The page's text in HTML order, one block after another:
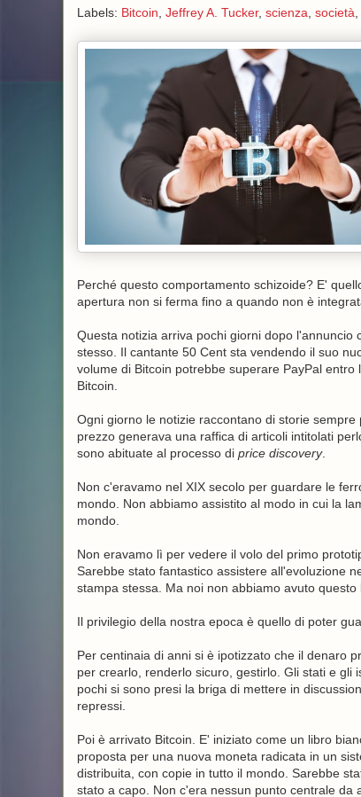
Labels: Bitcoin, Jeffrey A. Tucker, scienza, società,
Perché questo comportamento schizoide? E'
apertura non si ferma fino a quando non è
Questa notizia arriva pochi giorni dopo l'annuncio
stesso. Il cantante 50 Cent sta vendendo il suo
volume di Bitcoin potrebbe superare PayPal
Bitcoin.
Ogni giorno le notizie raccontano di storie
prezzo generava una raffica di articoli intitolati
sono abituate al processo di price discovery.
Non c'eravamo nel XIX secolo per guardare le
mondo. Non abbiamo assistito al modo in cui la
mondo.
Non eravamo lì per vedere il volo del primo
Sarebbe stato fantastico assistere all'evoluzione
stampa stessa. Ma noi non abbiamo avuto questo
Il privilegio della nostra epoca è quello di poter
Per centinaia di anni si è ipotizzato che il denaro
per crearlo, renderlo sicuro, gestirlo. Gli stati e
pochi si sono presi la briga di mettere in
repressi.
Poi è arrivato Bitcoin. E' iniziato come un libro
proposta per una nuova moneta radicata in un
distribuita, con copie in tutto il mondo. Sarebbe
stato a capo. Non c'era nessun punto centrale da